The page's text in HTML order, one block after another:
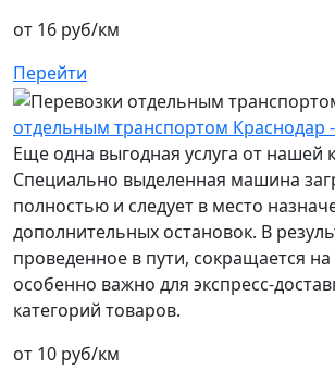
от 16 руб/км
Перейти
отдельным транспортом Краснодар
Еще одна выгодная услуга от нашей
Специально выделенная машина
полностью и следует в место
дополнительных остановок. В
проведенное в пути, сокращается на
особенно важно для экспресс-
категорий товаров.
от 10 руб/км